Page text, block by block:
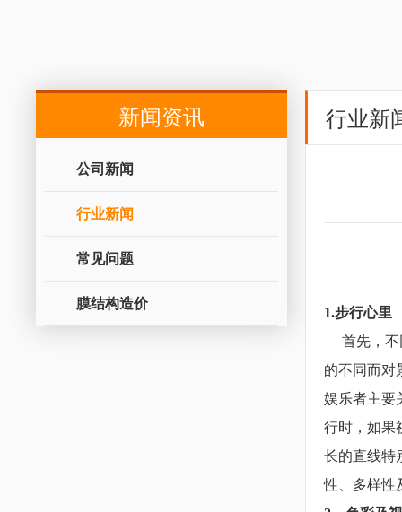
新闻资讯
公司新闻
行业新闻
常见问题
膜结构造价
行业新
1.步行心里
首先，不
的不同而对
娱乐者主要
行时，如果
长的直线特
性、多样性